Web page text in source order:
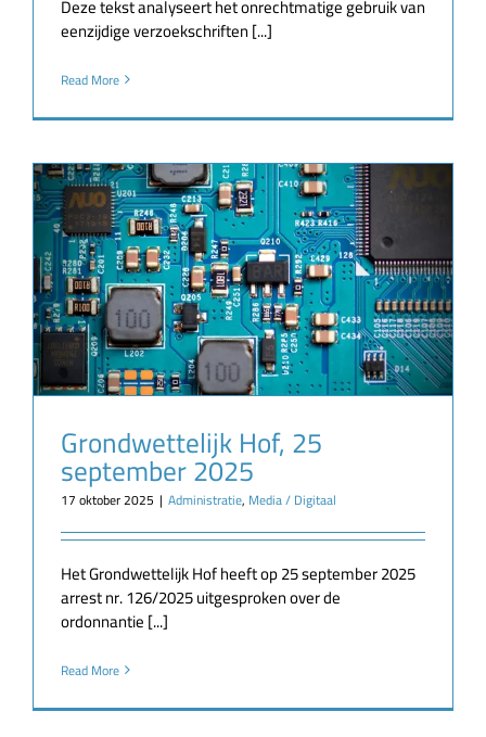
Deze tekst analyseert het onrechtmatige gebruik van
eenzijdige verzoekschriften [...]
Read More
Grondwettelijk Hof, 25
september 2025
17 oktober 2025 | Administratie, Media / Digitaal
Het Grondwettelijk Hof heeft op 25 september 2025
arrest nr. 126/2025 uitgesproken over de
ordonnantie [...]
Read More